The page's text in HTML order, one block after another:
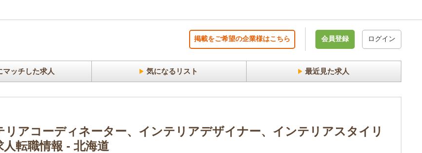
掲載をご希望の企業様はこちら 会員登録 ログイン
マッチした求人 気になるリスト 最近見た求人
リアコーディネーター、インテリアデザイナー、インテリアスタイリ
転職情報 - 北海道